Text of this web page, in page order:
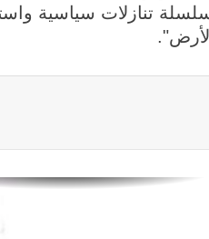
تنازلات سياسية
الاتحاد العام للصحفيين
مع نقابة الصحفيين
اتحاد الصحفيين العرب
الجديد بالقاهرة